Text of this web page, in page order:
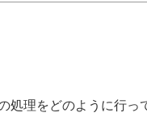
理をどのように行っ